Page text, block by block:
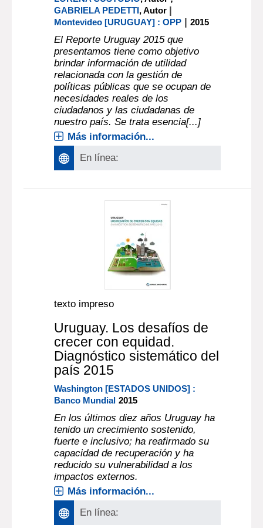
GABRIELA PEDETTI, Autor |
Montevideo [URUGUAY] : OPP |2015
El Reporte Uruguay 2015 que
presentamos tiene como objetivo
brindar información de utilidad
relacionada con la gestión de
políticas públicas que se ocupan de
necesidades reales de los
ciudadanos y las ciudadanas de
nuestro país. Se trata esencia[...]
Más información...
En línea:
texto impreso
Uruguay. Los desafíos de
crecer con equidad.
Diagnóstico sistemático del
país 2015
Washington [ESTADOS UNIDOS] :
Banco Mundial 2015
En los últimos diez años Uruguay ha
tenido un crecimiento sostenido,
fuerte e inclusivo; ha reafirmado su
capacidad de recuperación y ha
reducido su vulnerabilidad a los
impactos externos.
Más información...
En línea: